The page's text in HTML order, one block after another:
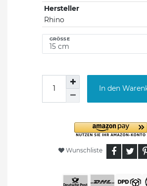
Hersteller
Rhino
GRÖSSE
In den
Wunschliste